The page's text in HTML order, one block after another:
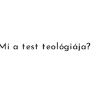
a test teológiája?